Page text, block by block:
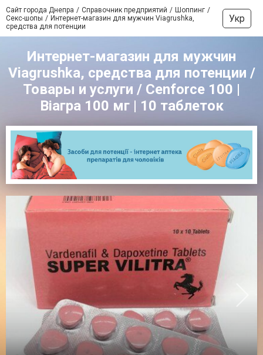
Сайт города Днепра Справочник предприятий
Шоппинг
Секс-шопы
Интернет-магазин для мужчин Viagrushka,
средства для потенции
Укр
Интернет-магазин для мужчин
Viagrushka, средства для потенции /
Товары и услуги / Cenforce 100 |
Віагра 100 мг | 10 таблеток